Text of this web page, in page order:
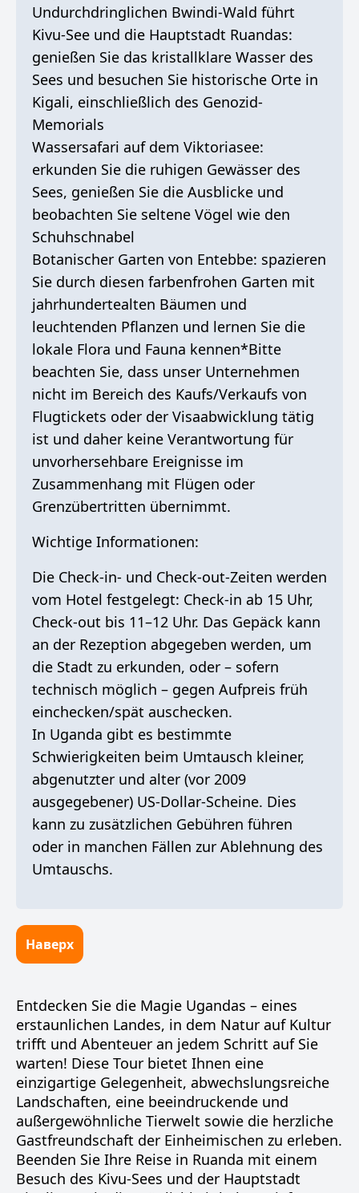
Undurchdringlichen Bwindi-Wald führt
Kivu-See und die Hauptstadt Ruandas:
genießen Sie das kristallklare Wasser des
Sees und besuchen Sie historische Orte in
Kigali, einschließlich des Genozid-
Memorials
Wassersafari auf dem Viktoriasee:
erkunden Sie die ruhigen Gewässer des
Sees, genießen Sie die Ausblicke und
beobachten Sie seltene Vögel wie den
Schuhschnabel
Botanischer Garten von Entebbe: spazieren
Sie durch diesen farbenfrohen Garten mit
jahrhundertealten Bäumen und
leuchtenden Pflanzen und lernen Sie die
lokale Flora und Fauna kennen*Bitte
beachten Sie, dass unser Unternehmen
nicht im Bereich des Kaufs/Verkaufs von
Flugtickets oder der Visaabwicklung tätig
ist und daher keine Verantwortung für
unvorhersehbare Ereignisse im
Zusammenhang mit Flügen oder
Grenzübertritten übernimmt.
Wichtige Informationen:
Die Check-in- und Check-out-Zeiten werden
vom Hotel festgelegt: Check-in ab 15 Uhr,
Check-out bis 11–12 Uhr. Das Gepäck kann
an der Rezeption abgegeben werden, um
die Stadt zu erkunden, oder – sofern
technisch möglich – gegen Aufpreis früh
einchecken/spät auschecken.
In Uganda gibt es bestimmte
Schwierigkeiten beim Umtausch kleiner,
abgenutzter und alter (vor 2009
ausgegebener) US-Dollar-Scheine. Dies
kann zu zusätzlichen Gebühren führen
oder in manchen Fällen zur Ablehnung des
Umtauschs.
Наверх
Entdecken Sie die Magie Ugandas – eines
erstaunlichen Landes, in dem Natur auf Kultur
trifft und Abenteuer an jedem Schritt auf Sie
warten! Diese Tour bietet Ihnen eine
einzigartige Gelegenheit, abwechslungsreiche
Landschaften, eine beeindruckende und
außergewöhnliche Tierwelt sowie die herzliche
Gastfreundschaft der Einheimischen zu erleben.
Beenden Sie Ihre Reise in Ruanda mit einem
Besuch des Kivu-Sees und der Hauptstadt